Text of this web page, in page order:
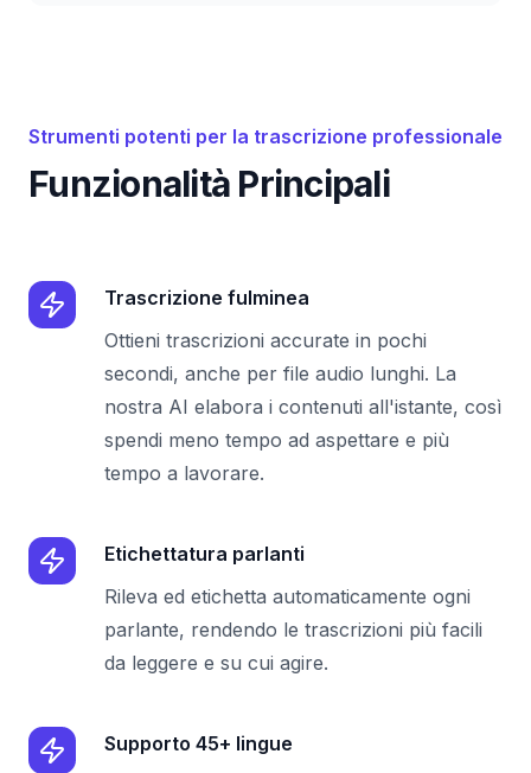
Strumenti potenti per la trascrizione professionale
Funzionalità Principali
Trascrizione fulminea
Ottieni trascrizioni accurate in pochi
secondi, anche per file audio lunghi. La
nostra AI elabora i contenuti all'istante, così
spendi meno tempo ad aspettare e più
tempo a lavorare.
Etichettatura parlanti
Rileva ed etichetta automaticamente ogni
parlante, rendendo le trascrizioni più facili
da leggere e su cui agire.
Supporto 45+ lingue